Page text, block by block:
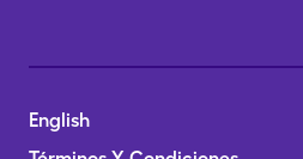
English